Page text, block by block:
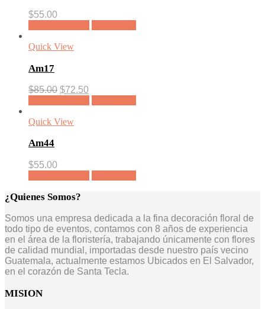
$55.00
Quick View
Am17
$85.00 El
era:
$72.50El
Quick View
Am44
$55.00
¿Quienes Somos?
Somos una empresa dedicada a la fina decoración floral de
todo tipo de eventos, contamos con 8 años de experiencia
en el área de la floristería, trabajando únicamente con flores
de calidad mundial, importadas desde nuestro país vecino
Guatemala, actualmente estamos Ubicados en El Salvador,
en el corazón de Santa Tecla.
MISION